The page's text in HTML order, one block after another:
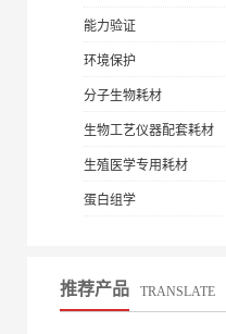
能力验证
环境保护
分子生物耗材
生物工艺仪器配套耗材
生殖医学专用耗材
蛋白组学
推荐产品 TRANSLATE